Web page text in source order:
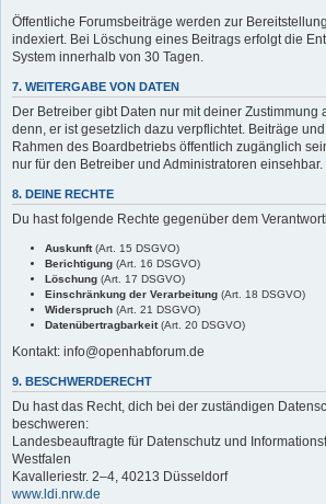
Öffentliche Forumsbeiträge werden zur
indexiert. Bei Löschung eines Beitrags erfolgt die
System innerhalb von 30 Tagen.
7. WEITERGABE VON DATEN
Der Betreiber gibt Daten nur mit deiner Zustimmung
denn, er ist gesetzlich dazu verpflichtet. Beiträge
Rahmen des Boardbetriebs öffentlich zugänglich
nur für den Betreiber und Administratoren einsehbar.
8. DEINE RECHTE
Du hast folgende Rechte gegenüber dem
Auskunft(Art. 15 DSGVO)
Berichtigung (Art. 16 DSGVO)
Löschung (Art. 17 DSGVO)
Einschränkung der Verarbeitung (Art. 18 DSGVO)
Widerspruch (Art. 21 DSGVO)
Datenübertragbarkeit(Art. 20 DSGVO)
Kontakt: info@openhabforum.de
9. BESCHWERDERECHT
Du hast das Recht, dich bei der zuständigen
beschweren:
Landesbeauftragte für Datenschutz und
Westfalen
Kavalleriestr. 2–4, 40213 Düsseldorf
www.ldi.nrw.de